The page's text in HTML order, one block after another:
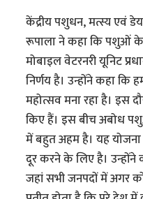
केंद्रीय पशुधन, मत्स्य एवं
रूपाला ने कहा कि पशुओं
मोबाइल वेटरनरी यूनिट
निर्णय है। उन्होंने कहा
महोत्सव मना रहा है। इस
किए हैं। इस बीच अबोध
में बहुत अहम है। यह
दूर करने के लिए है। उन्होंने
जहां सभी जनपदों में अगर